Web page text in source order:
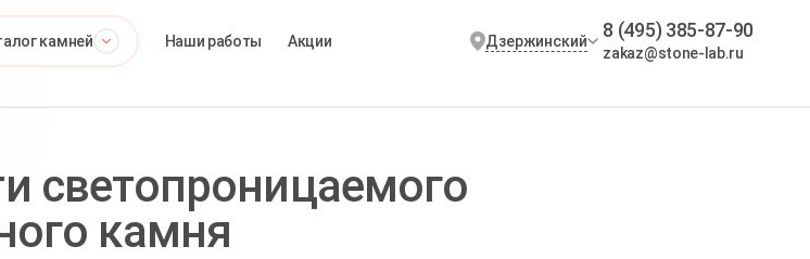
камней Наши работы Акции Дзержинский 8 (495) 385-87-90
zakaz@stone-lab.ru
светопроницаемого
камня